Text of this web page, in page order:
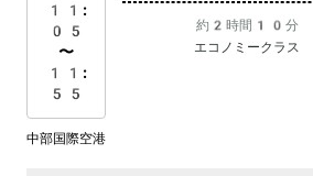
11:
05
〜
11:
55
約2時間10分
エコノミークラス
中部国際空港